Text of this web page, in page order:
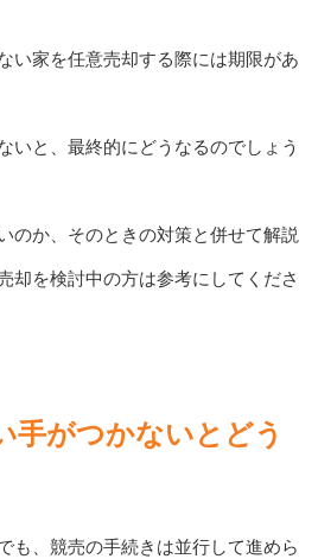
い家を任意売却する際には期限があ
いと、最終的にどうなるのでしょう
のか、そのときの対策と併せて解説
却を検討中の方は参考にしてくださ
手がつかないとどう
も、競売の手続きは並行して進めら